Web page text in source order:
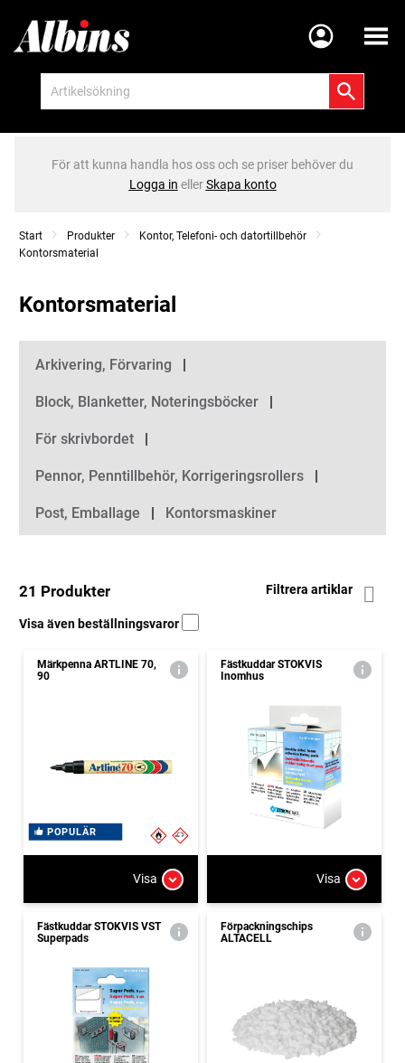
Meny
För att kunna handla hos oss och se priser behöver du
Logga in ellerSkapa konto
Start Produkter
Kontor, Telefoni- och datortillbehör
Kontorsmaterial
Kontorsmaterial
Kategorier
Arkivering, Förvaring
Block, Blanketter, Noteringsböcker
För skrivbordet
Pennor, Penntillbehör, Korrigeringsrollers
Post, Emballage Kontorsmaskiner
21 Produkter Filtrera artiklar
Visa även beställningsvaror
Märkpenna ARTLINE 70,
90
POPULÄR
Visa
Fästkuddar STOKVIS
Inomhus
Visa
Fästkuddar STOKVIS VST
Superpads
Förpackningschips
ALTACELL